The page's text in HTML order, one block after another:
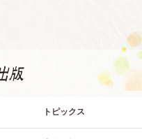
トピックス